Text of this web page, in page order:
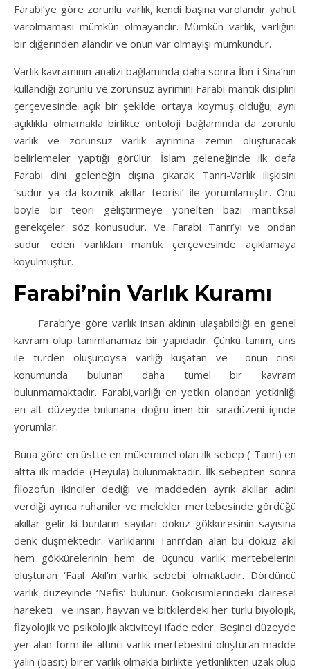
Farabi’ye göre zorunlu varlık, kendi başına varolandır yahut
varolmaması mümkün olmayandır. Mümkün varlık, varlığını
bir diğerinden alandır ve onun var olmayışı mümkündür.
Varlık kavramının analizi bağlamında daha sonra İbn-i Sina’nın
kullandığı zorunlu ve zorunsuz ayrımını Farabi mantık disiplini
çerçevesinde açık bir şekilde ortaya koymuş olduğu; aynı
açıklıkla olmamakla birlikte ontoloji bağlamında da zorunlu
varlık ve zorunsuz varlık ayrımına zemin oluşturacak
belirlemeler yaptığı görülür. İslam geleneğinde ilk defa
Farabi dini geleneğin dışına çıkarak Tanrı-Varlık ilişkisini
‘sudur ya da kozmik akıllar teorisi’ ile yorumlamıştır. Onu
böyle bir teori geliştirmeye yönelten bazı mantıksal
gerekçeler söz konusudur. Ve Farabi Tanrı’yı ve ondan
sudur eden varlıkları mantık çerçevesinde açıklamaya
koyulmuştur.
Farabi’nin Varlık Kuramı
Farabi’ye göre varlık insan aklının ulaşabildiği en genel
kavram olup tanımlanamaz bir yapıdadır. Çünkü tanım, cins
ile türden oluşur;oysa varlığı kuşatan ve onun cinsi
konumunda bulunan daha tümel bir kavram
bulunmamaktadır. Farabi,varlığı en yetkin olandan yetkinliği
en alt düzeyde bulunana doğru inen bir sıradüzeni içinde
yorumlar.
Buna göre en üstte en mükemmel olan ilk sebep ( Tanrı) en
altta ilk madde (Heyula) bulunmaktadır. İlk sebepten sonra
filozofun ikinciler dediği ve maddeden ayrık akıllar adını
verdiği ayrıca ruhaniler ve melekler mertebesinde gördüğü
akıllar gelir ki bunların sayıları dokuz gökküresinin sayısına
denk düşmektedir. Varlıklarını Tanrı’dan alan bu dokuz akıl
hem gökkürelerinin hem de üçüncü varlık mertebelerini
oluşturan ‘Faal Akıl’ın varlık sebebi olmaktadır. Dördüncü
varlık düzeyinde ‘Nefis’ bulunur. Gökcisimlerindeki dairesel
hareketi ve insan, hayvan ve bitkilerdeki her türlü biyolojik,
fizyolojik ve psikolojik aktiviteyi ifade eder. Beşinci düzeyde
yer alan form ile altıncı varlık mertebesini oluşturan madde
yalın (basit) birer varlık olmakla birlikte yetkinlikten uzak olup